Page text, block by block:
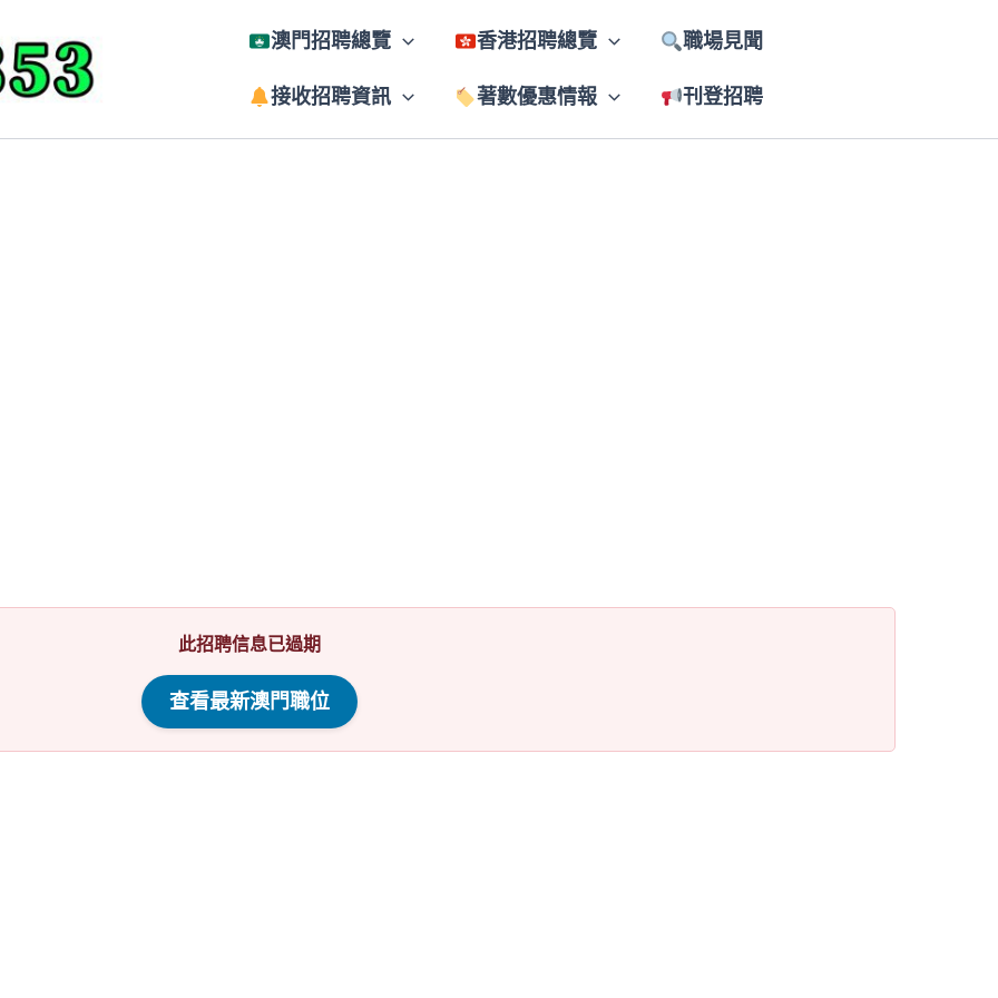
澳門招聘總覽 香港招聘總覽 職場見聞
接收招聘資訊 著數優惠情報 刊登招聘
此招聘信息已過期
查看最新澳門職位